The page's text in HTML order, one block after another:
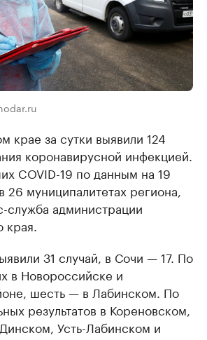
крае за сутки выявили 124
коронавирусной инфекцией.
COVID-19 по данным на 19
26 муниципалитетах региона,
служба администрации
31 случай, в Сочи — 17. По
в Новороссийске и
шесть — в Лабинском. По
результатов в Кореновском,
Усть-Лабинском и